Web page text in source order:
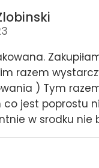
razem
) Tym
jest poprostu
w srodku nie